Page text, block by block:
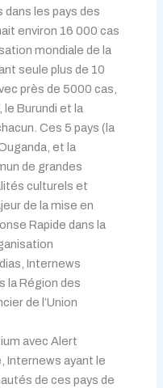
les pays des
environ 16 000 cas
mondiale de la
seule plus de 10
près de 5000 cas,
le Burundi et la
Ces 5 pays (la
et la
de grandes
culturels et
de la mise en
Rapide dans la
Internews
la Région des
de l’Union
avec Alert
Internews ayant le
de ces pays de